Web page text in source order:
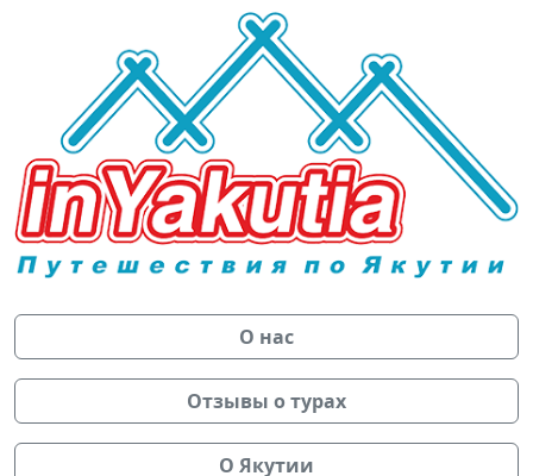
О нас
Отзывы о турах
О Якутии